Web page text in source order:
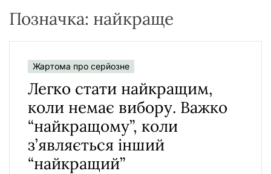
Позначка: найкраще
Жартома про серйозне
Легко стати найкращим,
коли немає вибору. Важко
“найкращому”, коли
з’являється інший
“найкращий”